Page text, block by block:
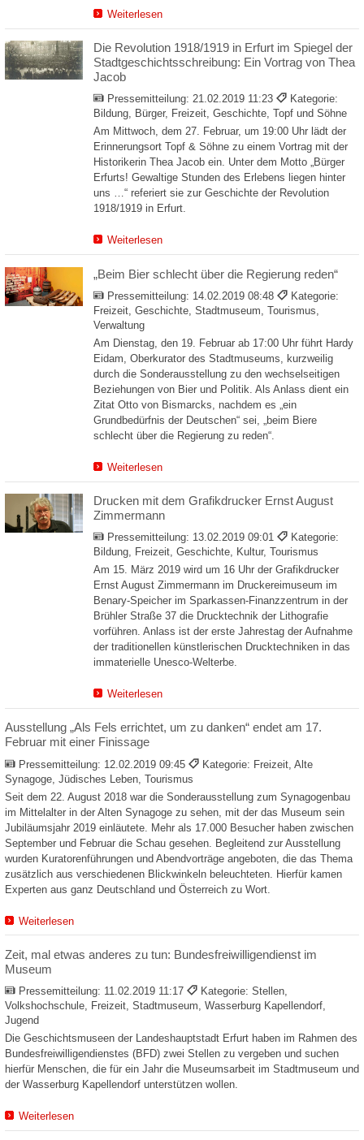
Weiterlesen
Die Revolution 1918/1919 in Erfurt im Spiegel der
Stadtgeschichtsschreibung: Ein Vortrag von Thea
Jacob
Pressemitteilung: 21.02.2019 11:23
Kategorie:
Bildung, Bürger, Freizeit, Geschichte, Topf und Söhne
Am Mittwoch, dem 27. Februar, um 19:00 Uhr lädt der
Erinnerungsort Topf & Söhne zu einem Vortrag mit der
Historikerin Thea Jacob ein. Unter dem Motto „Bürger
Erfurts! Gewaltige Stunden des Erlebens liegen hinter
uns …“ referiert sie zur Geschichte der Revolution
1918/1919 in Erfurt.
Weiterlesen
„Beim Bier schlecht über die Regierung reden“
Pressemitteilung: 14.02.2019 08:48
Kategorie:
Freizeit, Geschichte, Stadtmuseum, Tourismus,
Verwaltung
Am Dienstag, den 19. Februar ab 17:00 Uhr führt Hardy
Eidam, Oberkurator des Stadtmuseums, kurzweilig
durch die Sonderausstellung zu den wechselseitigen
Beziehungen von Bier und Politik. Als Anlass dient ein
Zitat Otto von Bismarcks, nachdem es „ein
Grundbedürfnis der Deutschen“ sei, „beim Biere
schlecht über die Regierung zu reden“.
Weiterlesen
Drucken mit dem Grafikdrucker Ernst August
Zimmermann
Pressemitteilung: 13.02.2019 09:01
Kategorie:
Bildung, Freizeit, Geschichte, Kultur, Tourismus
Am 15. März 2019 wird um 16 Uhr der Grafikdrucker
Ernst August Zimmermann im Druckereimuseum im
Benary-Speicher im Sparkassen-Finanzzentrum in der
Brühler Straße 37 die Drucktechnik der Lithografie
vorführen. Anlass ist der erste Jahrestag der Aufnahme
der traditionellen künstlerischen Drucktechniken in das
immaterielle Unesco-Welterbe.
Weiterlesen
Ausstellung „Als Fels errichtet, um zu danken“ endet am 17.
Februar mit einer Finissage
Pressemitteilung: 12.02.2019 09:45
Kategorie: Freizeit, Alte
Synagoge, Jüdisches Leben, Tourismus
Seit dem 22. August 2018 war die Sonderausstellung zum Synagogenbau
im Mittelalter in der Alten Synagoge zu sehen, mit der das Museum sein
Jubiläumsjahr 2019 einläutete. Mehr als 17.000 Besucher haben zwischen
September und Februar die Schau gesehen. Begleitend zur Ausstellung
wurden Kuratorenführungen und Abendvorträge angeboten, die das Thema
zusätzlich aus verschiedenen Blickwinkeln beleuchteten. Hierfür kamen
Experten aus ganz Deutschland und Österreich zu Wort.
Weiterlesen
Zeit, mal etwas anderes zu tun: Bundesfreiwilligendienst im
Museum
Pressemitteilung: 11.02.2019 11:17
Kategorie: Stellen,
Volkshochschule, Freizeit, Stadtmuseum, Wasserburg Kapellendorf,
Jugend
Die Geschichtsmuseen der Landeshauptstadt Erfurt haben im Rahmen des
Bundesfreiwilligendienstes (BFD) zwei Stellen zu vergeben und suchen
hierfür Menschen, die für ein Jahr die Museumsarbeit im Stadtmuseum und
der Wasserburg Kapellendorf unterstützen wollen.
Weiterlesen